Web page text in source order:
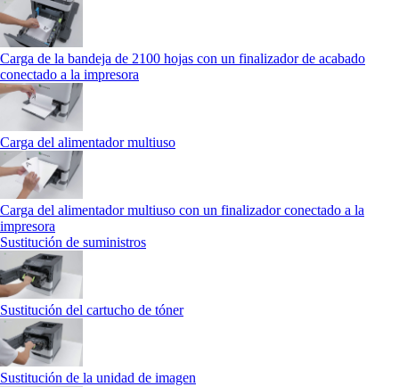
Carga de la bandeja de 2100 hojas con un finalizador de acabado
conectado a la impresora
Carga del alimentador multiuso
Carga del alimentador multiuso con un finalizador conectado a la
impresora
Sustitución de suministros
Sustitución del cartucho de tóner
Sustitución de la unidad de imagen